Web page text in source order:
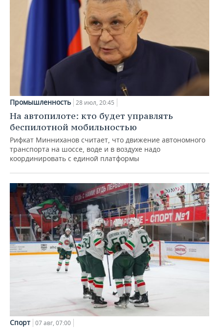
Промышленность 28 июл, 20:45
На автопилоте: кто будет управлять
беспилотной мобильностью
Рифкат Минниханов считает, что движение автономного
транспорта на шоссе, воде и в воздухе надо
координировать с единой платформы
Спорт 07 авг, 07:00